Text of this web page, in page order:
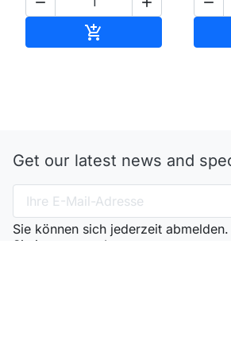

Get our latest news and
Sie können sich jederzeit
Sie in unserem Impressum.